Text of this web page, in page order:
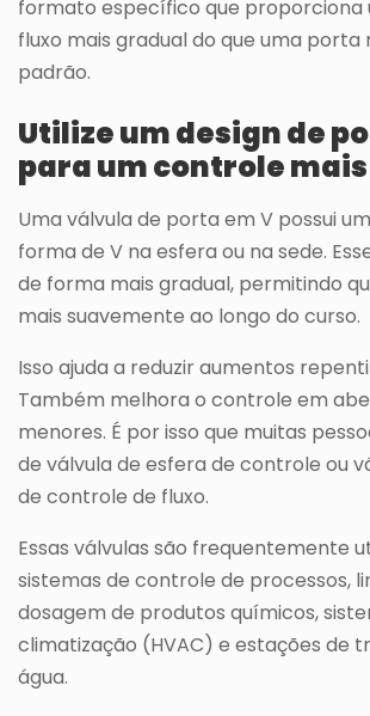
formato específico que proporciona
fluxo mais gradual do que uma porta
padrão.
Utilize um design de
para um controle
Uma válvula de porta em V possui
forma de V na esfera ou na sede.
de forma mais gradual, permitindo
mais suavemente ao longo do curso.
Isso ajuda a reduzir aumentos
Também melhora o controle em
menores. É por isso que muitas
de válvula de esfera de controle ou
de controle de fluxo.
Essas válvulas são frequentemente
sistemas de controle de processos,
dosagem de produtos químicos,
climatização (HVAC) e estações de
água.